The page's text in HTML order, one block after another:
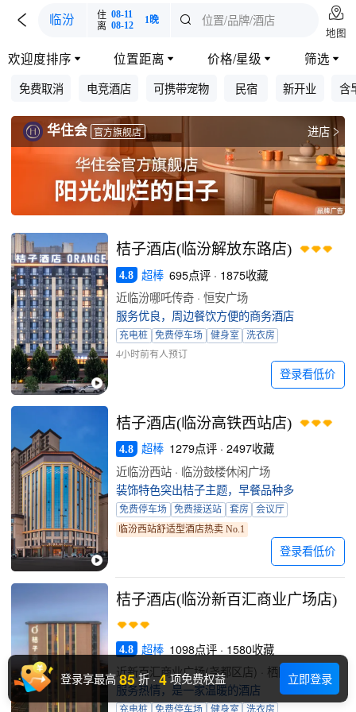
 临汾 住 08-11
离 08-12 1晚  位置/品牌/酒店 
地图
欢迎度排序  位置距离  价格/星级  筛选 
免费取消 电竞酒店 可携带宠物 民宿 新开业 含
华住会 官方旗舰店 进店 
桔子酒店(临汾解放东路店)
4.8 超棒 695点评 · 1875收藏
近临汾哪吒传奇 · 恒安广场
服务优良，周边餐饮方便的商务酒店
充电桩 免费停车场 健身室
洗衣房
4小时前有人预订
登录看低价
桔子酒店(临汾高铁西站店)
4.8 超棒 1279点评 · 2497收藏
近临汾西站 · 临汾鼓楼休闲广场
装饰特色突出桔子主题，早餐品种多
免费停车场 免费接送站 套房
会议厅
临汾西站舒适型酒店热卖 No.1
登录看低价
桔子酒店(临汾新百汇商业广场店)
4.8 超棒 1098点评 · 1580收藏
近新百汇商业广场(尧都区店) · 栖隐园
服务热情，是一家温暖的酒店
登录享最高 85 折 · 4 项免费权益 立即登录